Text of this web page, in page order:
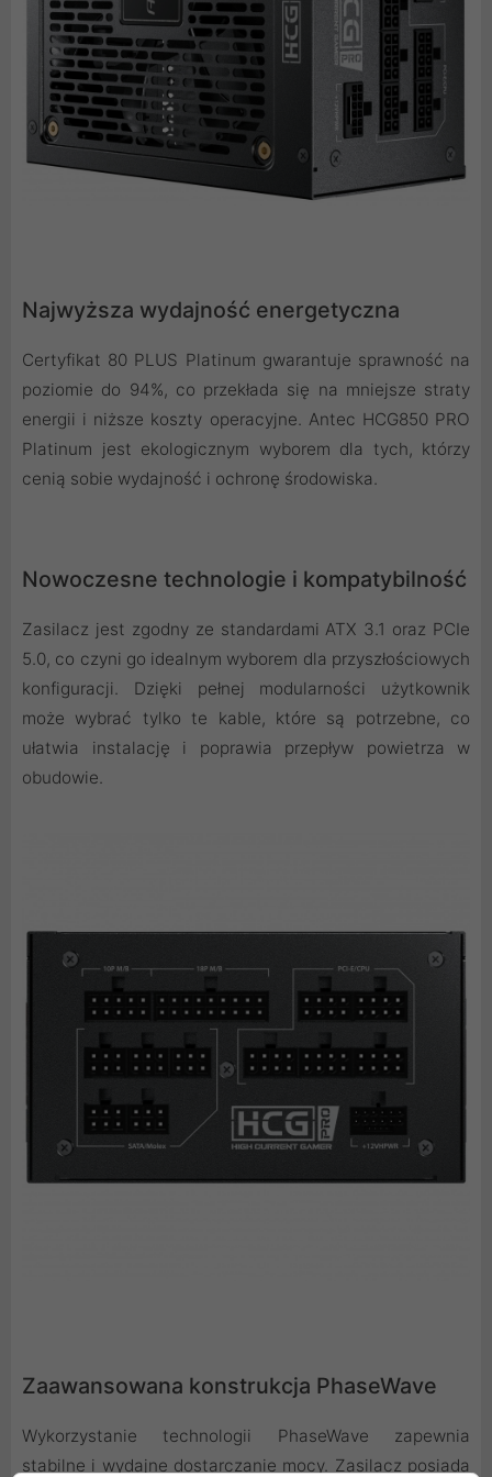
Najwyższa wydajność energetyczna
Certyfikat 80 PLUS Platinum gwarantuje sprawność na
poziomie do 94%, co przekłada się na mniejsze straty
energii i niższe koszty operacyjne. Antec HCG850 PRO
Platinum jest ekologicznym wyborem dla tych, którzy
cenią sobie wydajność i ochronę środowiska.
Nowoczesne technologie i kompatybilność
Zasilacz jest zgodny ze standardami ATX 3.1 oraz PCIe
5.0, co czyni go idealnym wyborem dla przyszłościowych
konfiguracji. Dzięki pełnej modularności użytkownik
może wybrać tylko te kable, które są potrzebne, co
ułatwia instalację i poprawia przepływ powietrza w
obudowie.
Zaawansowana konstrukcja PhaseWave
Wykorzystanie technologii PhaseWave zapewnia
stabilne i wydajne dostarczanie mocy. Zasilacz posiada